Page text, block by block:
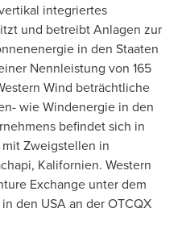
integriertes
und betreibt Anlagen zur
in den Staaten
Nennleistung von 165
Wind beträchtliche
wie Windenergie in den
befindet sich in
mit Zweigstellen in
Kalifornien. Western
Exchange unter dem
den USAan der OTCQX